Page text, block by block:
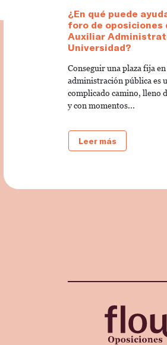
¿En qué puede
foro de oposiciones
Auxiliar
Universidad?
Conseguir una plaza fija en
administración pública es
complicado camino, lleno
y con momentos...
Leer más